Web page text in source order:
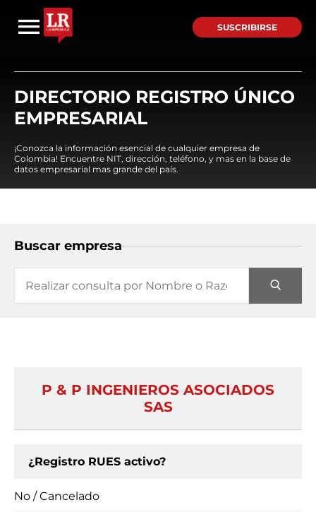
SUSCRIBIRSE
DIRECTORIO REGISTRO ÚNICO
EMPRESARIAL
¡Conozca la información esencial de cualquier empresa de
Colombia! Encuentre NIT, dirección, teléfono, y mas en la base de
datos empresarial mas grande del país.
Buscar empresa
P & P INGENIEROS ASOCIADOS
SAS
¿Registro RUES activo?
No / Cancelado